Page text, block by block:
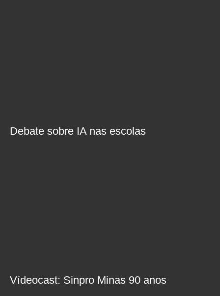
Debate sobre IA nas escolas
Vídeocast: Sinpro Minas 90 anos